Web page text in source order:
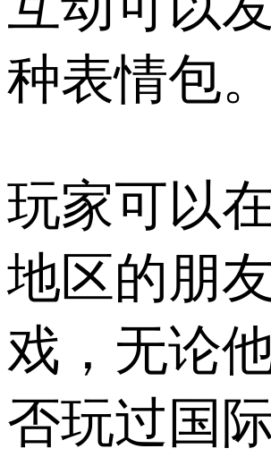
种表情包。
玩家可以
地区的朋
戏，无论
否玩过国